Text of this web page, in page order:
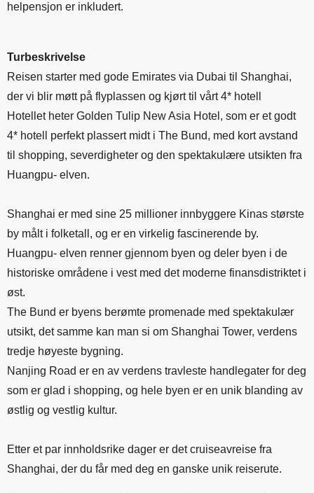
helpensjon er inkludert.
Turbeskrivelse
Reisen starter med gode Emirates via Dubai til Shanghai,
der vi blir møtt på flyplassen og kjørt til vårt 4* hotell
Hotellet heter Golden Tulip New Asia Hotel, som er et godt
4* hotell perfekt plassert midt i The Bund, med kort avstand
til shopping, severdigheter og den spektakulære utsikten fra
Huangpu- elven.
Shanghai er med sine 25 millioner innbyggere Kinas største
by målt i folketall, og er en virkelig fascinerende by.
Huangpu- elven renner gjennom byen og deler byen i de
historiske områdene i vest med det moderne finansdistriktet i
øst.
The Bund er byens berømte promenade med spektakulær
utsikt, det samme kan man si om Shanghai Tower, verdens
tredje høyeste bygning.
Nanjing Road er en av verdens travleste handlegater for deg
som er glad i shopping, og hele byen er en unik blanding av
østlig og vestlig kultur.
Etter et par innholdsrike dager er det cruiseavreise fra
Shanghai, der du får med deg en ganske unik reiserute.